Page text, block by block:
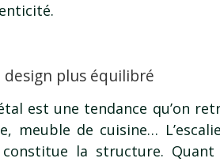
plus équilibré
est une tendance qu’on
meuble de cuisine…
constitue la structure.